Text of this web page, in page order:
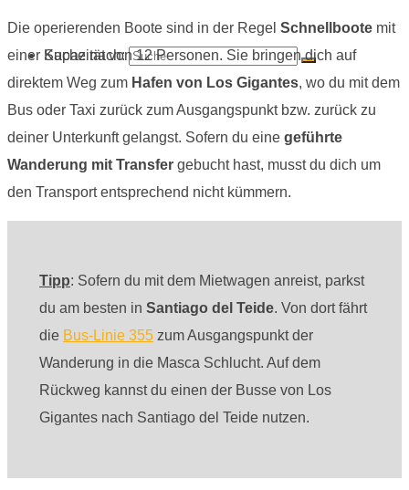
Suche nach:
Die operierenden Boote sind in der Regel Schnellboote mit
einer Kapazität von 12 Personen. Sie bringen dich auf
direktem Weg zum Hafen von Los Gigantes, wo du mit dem
Bus oder Taxi zurück zum Ausgangspunkt bzw. zurück zu
deiner Unterkunft gelangst. Sofern du eine geführte
Wanderung mit Transfer gebucht hast, musst du dich um
den Transport entsprechend nicht kümmern.
Tipp: Sofern du mit dem Mietwagen anreist, parkst
du am besten in Santiago del Teide. Von dort fährt
die Bus-Linie 355 zum Ausgangspunkt der
Wanderung in die Masca Schlucht. Auf dem
Rückweg kannst du einen der Busse von Los
Gigantes nach Santiago del Teide nutzen.